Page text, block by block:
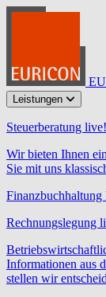
Leistungen
Steuerberatung live!
Wir bieten Ihnen
Sie mit uns
Finanzbuchhaltung
Rechnungslegung
Informationen aus
stellen wir